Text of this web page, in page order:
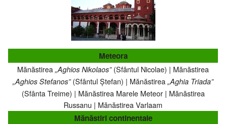
Meteora
Mănăstirea „Aghios Nikolaos”(Sfântul Nicolae) | Mănăstirea
„Aghios Stefanos”(Sfântul Ștefan) | Mănăstirea „Aghia Triada”
(Sfânta Treime) | Mănăstirea Marele Meteor | Mănăstirea
Russanu | Mănăstirea Varlaam
Mănăstiri continentale